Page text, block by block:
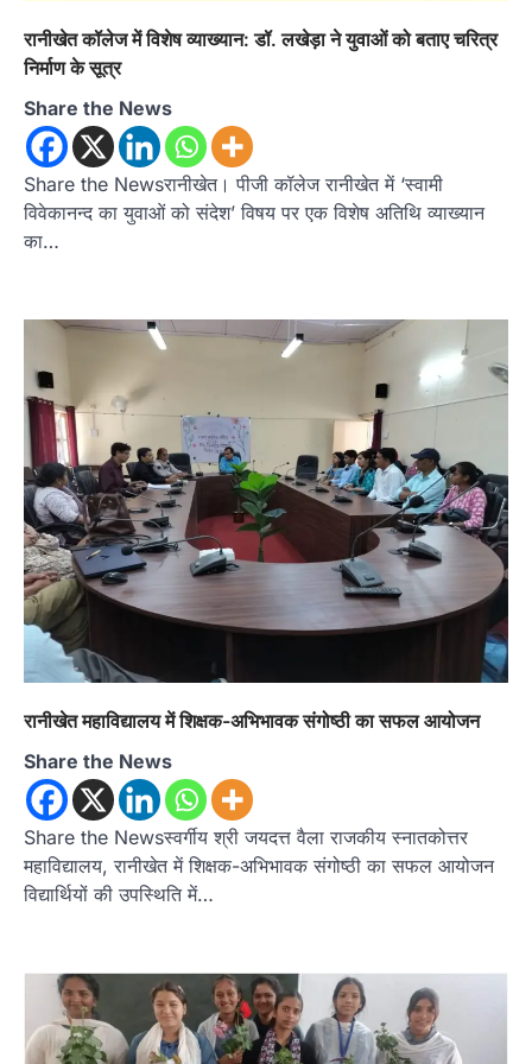
रानीखेत कॉलेज में विशेष व्याख्यान: डॉ. लखेड़ा ने युवाओं को बताए चरित्र
निर्माण के सूत्र
Share the News
Share the Newsरानीखेत। पीजी कॉलेज रानीखेत में ‘स्वामी
विवेकानन्द का युवाओं को संदेश’ विषय पर एक विशेष अतिथि व्याख्यान
का…
रानीखेत महाविद्यालय में शिक्षक-अभिभावक संगोष्ठी का सफल आयोजन
Share the News
Share the Newsस्वर्गीय श्री जयदत्त वैला राजकीय स्नातकोत्तर
महाविद्यालय, रानीखेत में शिक्षक-अभिभावक संगोष्ठी का सफल आयोजन
विद्यार्थियों की उपस्थिति में…
2
उत्तराखण्ड
Admin August 8, 2026
हल्द्वानी में आयोजित विजय शंखनाद रैली को संबोधित करते
हुए कांग्रेस के राष्ट्रीय अध्यक्ष मल्लिकार्जुन…